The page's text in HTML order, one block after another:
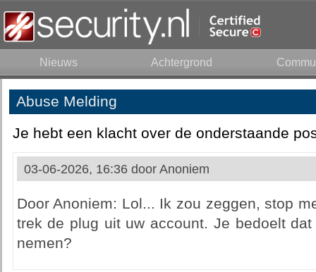
Nieuws Achtergrond
Abuse Melding
Je hebt een klacht over de onderstaande
03-06-2026, 16:36 door Anoniem
Door Anoniem: Lol... Ik zou zeggen, stop
trek de plug uit uw account. Je bedoelt
nemen?